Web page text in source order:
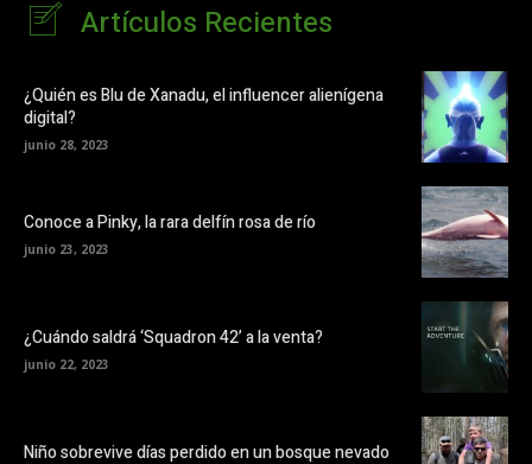
Artículos Recientes
¿Quién es Blu de Xanadu, el influencer alienígena
digital?
junio 28, 2023
Conoce a Pinky, la rara delfín rosa de río
junio 23, 2023
¿Cuándo saldrá ‘Squadron 42’ a la venta?
junio 22, 2023
Niño sobrevive días perdido en un bosque nevado